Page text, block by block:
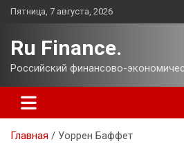
Перейти
Пятница, 7 августа, 2026
Ru Finance.
Российский финансово-
Главная Уоррен Баффет